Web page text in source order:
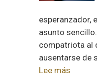
esperanzador,
asunto
compatriota al
ausentarse de
Lee más: